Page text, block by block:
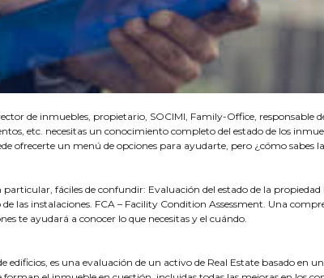
de inmuebles, propietario, SOCIMI, Family-Office, responsable
etc. necesitas un conocimiento completo del estado de los
ofrecerte un menú de opciones para ayudarte, pero ¿cómo sabes
fáciles de confundir: Evaluación del estado de la
las instalaciones. FCA – Facility Condition Assessment. Una
te ayudará a conocer lo que necesitas y el cuándo.
es una evaluación de un activo de Real Estate basado en